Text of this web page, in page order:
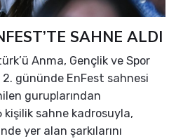
SAHNE ALDI
Anma, Gençlik ve Spor
2. gününde EnFest sahnesi
guruplarından
kişilik sahne kadrosuyla,
yer alan şarkılarını